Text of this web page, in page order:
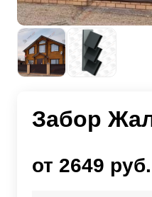
Забор
от 2649